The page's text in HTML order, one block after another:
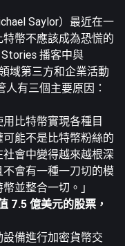
Saylor）最近在一
幣不應該成為恐慌的
播客中與
域第三方和企業活動
有三個主要原因：
比特幣實現各種目
能不是比特幣粉絲的
會中變得越來越根深
會有一種一刀切的模
並整合一切。」
7.5 億美元的股票，
備進行加密貨幣交